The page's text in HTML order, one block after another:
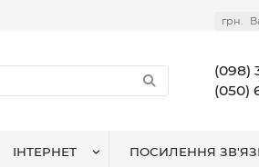
грн.
(098)
(050)
ІНТЕРНЕТ ПОСИЛЕННЯ